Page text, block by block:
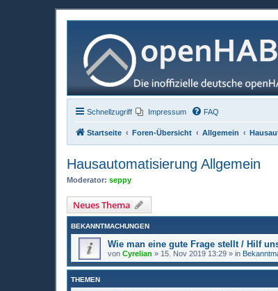
Schnellzugriff Impressum FAQ
Startseite Foren-Übersicht Allgemein
Hausautomatisierung Allgemein
Moderator: seppy
Neues Thema
BEKANNTMACHUNGEN
Wie man eine gute Frage stellt / Hilf
von Cyrelian » 15. Nov 2019 13:29 » in
THEMEN